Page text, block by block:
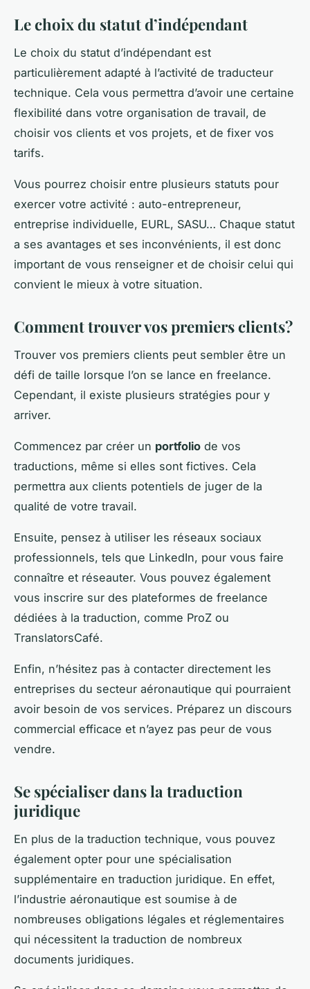
Le choix du statut d’indépendant
Le choix du statut d’indépendant est
particulièrement adapté à l’activité de traducteur
technique. Cela vous permettra d’avoir une certaine
flexibilité dans votre organisation de travail, de
choisir vos clients et vos projets, et de fixer vos
tarifs.
Vous pourrez choisir entre plusieurs statuts pour
exercer votre activité : auto-entrepreneur,
entreprise individuelle, EURL, SASU… Chaque statut
a ses avantages et ses inconvénients, il est donc
important de vous renseigner et de choisir celui qui
convient le mieux à votre situation.
Comment trouver vos premiers clients?
Trouver vos premiers clients peut sembler être un
défi de taille lorsque l’on se lance en freelance.
Cependant, il existe plusieurs stratégies pour y
arriver.
Commencez par créer un portfolio de vos
traductions, même si elles sont fictives. Cela
permettra aux clients potentiels de juger de la
qualité de votre travail.
Ensuite, pensez à utiliser les réseaux sociaux
professionnels, tels que LinkedIn, pour vous faire
connaître et réseauter. Vous pouvez également
vous inscrire sur des plateformes de freelance
dédiées à la traduction, comme ProZ ou
TranslatorsCafé.
Enfin, n’hésitez pas à contacter directement les
entreprises du secteur aéronautique qui pourraient
avoir besoin de vos services. Préparez un discours
commercial efficace et n’ayez pas peur de vous
vendre.
Se spécialiser dans la traduction
juridique
En plus de la traduction technique, vous pouvez
également opter pour une spécialisation
supplémentaire en traduction juridique. En effet,
l’industrie aéronautique est soumise à de
nombreuses obligations légales et réglementaires
qui nécessitent la traduction de nombreux
documents juridiques.